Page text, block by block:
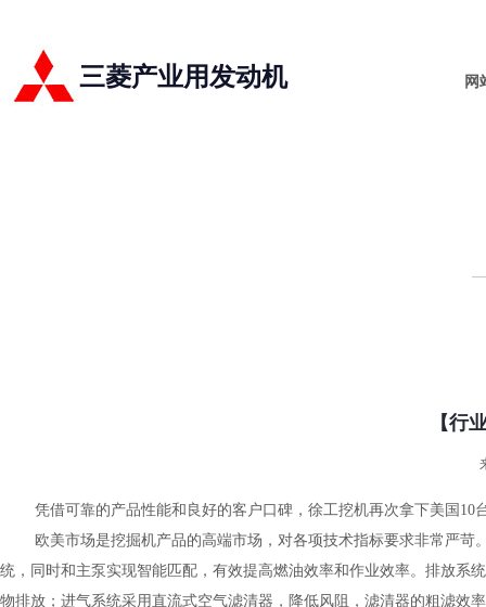
网
三菱产业用发动机
【行
凭借可靠的产品性能和良好的客户口碑，徐工挖机再次拿下美国 10
欧美市场是挖掘机产品的高端市场，对各项技术指标要求非常严
统，同时和主泵实现智能匹配，有效提高燃油效率和作业效率。排放系
物排放；进气系统采用直流式空气滤清器，降低风阻，滤清器的粗滤效